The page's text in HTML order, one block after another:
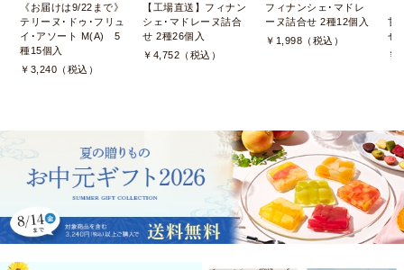
《お届けは9/22まで》
テリーヌ･ドゥ･フリュ
イ･アソート M(A) 5
種15個入
￥3,240（税込）
【工場直送】フィナン
シェ･マドレーヌ詰合
せ 2種26個入
￥4,752（税込）
フィナンシェ･マドレ
ーヌ詰合せ 2種12個入
￥1,998（税込）
甘
せ
￥